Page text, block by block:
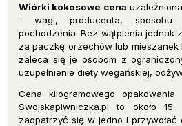
Wiórki kokosowe cena
- wagi, producenta, sposobu
pochodzenia. Bez wątpienia jednak
za paczkę orzechów lub mieszanek
zaleca się je osobom z
uzupełnienie diety wegańskiej,
Cena kilogramowego
Swojskapiwniczka.pl to około
zaopatrzyć się w jedno i przywołać